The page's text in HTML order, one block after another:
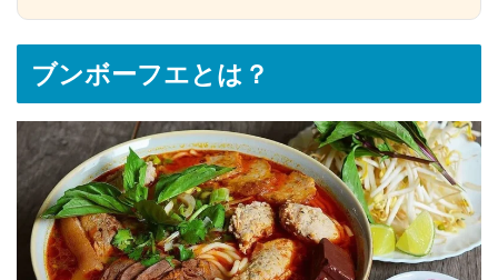
ブンボーフエとは？